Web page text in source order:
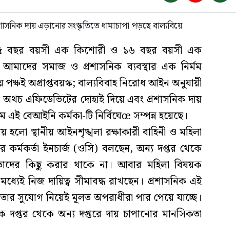
১৫ বছর বয়সী এক কিশোরী ও ১৬ বছর বয়সী এক
সমাজ ও প্রশাসনিক ব্যবস্থার এক নির্মম
অপ্রাপ্তবয়স্ক; বাল্যবিবাহ নিরোধ আইন অনুযায়ী
অথচ এফিডেভিটের দোহাই দিয়ে এবং প্রশাসনিক দায়
এই বেআইনি কর্মকা-টি নির্বিঘেœ সম্পন্ন হয়েছে।
স্থানীয় আইনশৃঙ্খলা রক্ষাকারী বাহিনী ও মহিলা
কর্মকর্তা ইনচার্জ (ওসি) বলছেন, অন্য দপ্তর থেকে
তাদের কিছু করার থাকে না। আবার মহিলা বিষয়ক
নিজ দায়িত্ব সীমাবদ্ধ রাখছেন। প্রশাসনিক এই
সুযোগ নিয়েই মূলত অপরাধীরা পার পেয়ে যাচ্ছে।
দপ্তর থেকে অন্য দপ্তরে দায় চাপানোর মানসিকতা